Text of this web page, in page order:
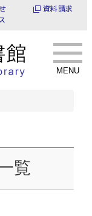
資料請求
MENU
覧